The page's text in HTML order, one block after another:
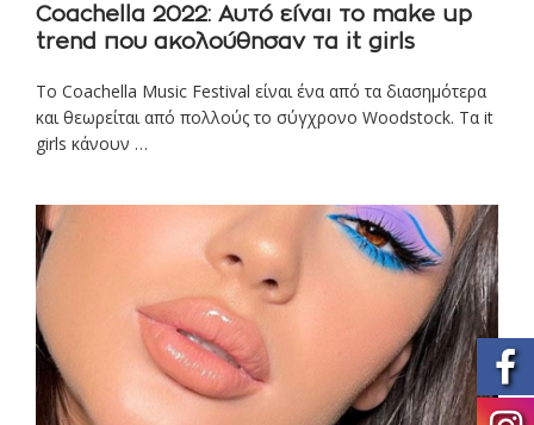
Coachella 2022: Αυτό είναι το make up
trend που ακολούθησαν τα it girls
Το Coachella Music Festival είναι ένα από τα διασημότερα
και θεωρείται από πολλούς το σύγχρονο Woodstock. Τα it
girls κάνουν …